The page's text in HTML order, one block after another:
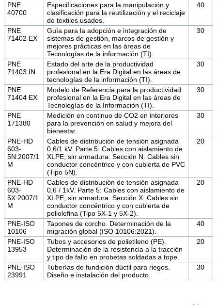
PNE
40700
Especificaciones para la manipulación y
clasificación para la reutilización y el reciclaje
de textiles usados.
40
PNE
71402 EX
Guía para la adopción e integración de
sistemas de gestión, marcos de gestión y
mejores prácticas en las áreas de
Tecnologías de la información (TI).
30
PNE
71403 IN
Estado del arte de la productividad
profesional en la Era Digital en las áreas de
tecnologías de la información (TI).
30
PNE
71404 EX
Modelo de Referencia para la productividad
profesional en la Era Digital en las áreas de
Tecnologías de la Información (TI).
30
PNE
171380
Medición en continuo de CO2 en interiores
para la prevención en salud y mejora del
bienestar.
30
PNE-HD
603-
5N:2007/1
M
Cables de distribución de tensión asignada
0,6/1 kV. Parte 5: Cables con aislamiento de
XLPE, sin armadura. Sección N: Cables sin
conductor concéntrico y con cubierta de PVC
(Tipo 5N).
20
PNE-HD
603-
5X:2007/1
M
Cables de distribución de tensión asignada
0,6 / 1kV. Parte 5: Cables con aislamiento de
XLPE, sin armadura. Sección X: Cables sin
conductor concéntrico y con cubierta de
poliolefina (Tipo 5X-1 y 5X-2).
20
PNE-ISO
10106
Tapones de corcho. Determinación de la
migración global (ISO 10106:2021).
40
PNE-ISO
13953
Tubos y accesorios de polietileno (PE).
Determinación de la resistencia a la tracción
y tipo de fallo en probetas soldadas a tope.
20
PNE-ISO
23991
Tuberías de fundición dúctil para riegos.
Diseño e instalación del producto.
30